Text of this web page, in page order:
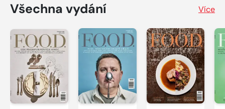
Všechna vydání Více